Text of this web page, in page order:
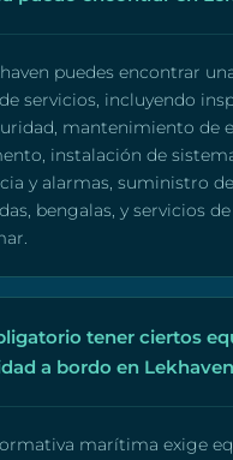
puedes encontrar
servicios, incluyendo
mantenimiento de
instalación de
y alarmas, suministro
bengalas, y servicios
tener ciertos
a bordo en
marítima exige